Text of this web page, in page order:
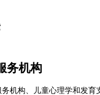
务机构
机构、儿童心理学和发育